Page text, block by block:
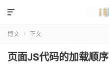

博文  正文
页面JS代码的加载顺序